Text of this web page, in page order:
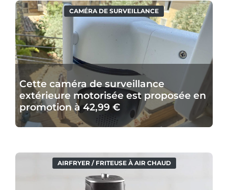
ramasse
maintenant
les
bouteilles
Cette
caméra
de
surveillance
extérieure
motorisée
est
proposée
en
promotion
42,99
CAMÉRA DE SURVEILLANCE
Cette caméra de surveillance
extérieure motorisée est proposée en
promotion à 42,99 €
Lidl
AIRFRYER / FRITEUSE À AIR CHAUD